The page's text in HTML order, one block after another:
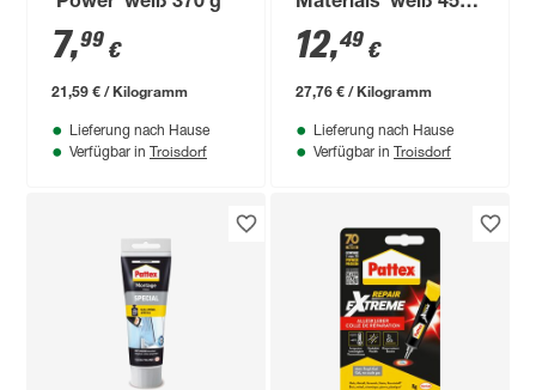
7,99 €
21,59 € / Kilogramm
Lieferung nach Hause
Verfügbar in Troisdorf
g
12,49 €
27,76 € / Kilogramm
Lieferung nach Hause
Verfügbar in Troisdorf